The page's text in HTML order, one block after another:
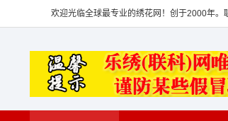
欢迎光临全球最专业的绣花网！创于2000年